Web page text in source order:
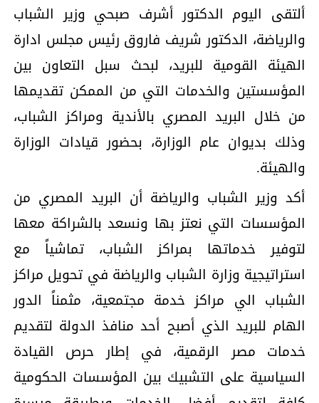
ألتقى اليوم الدكتور أشرف صبحي وزير الشباب
والرياضة، الدكتور شريف فاروق رئيس مجلس ادارة
الهيئة القومية للبريد، لبحث سبل التعاون بين
المؤسستين والخدمات التي من الممكن تقديمها
من خلال البريد المصري بالأندية ومراكز الشباب،
وذلك بديوان عام الوزارة، بحضور قيادات الوزارة
والهيئة.
أكد وزير الشباب والرياضة أن البريد المصري من
المؤسسات التي نعتز بها ونسعد بالشراكة معها
لتوفير خدماتها بمراكز الشباب، تماشياً مع
استراتيجية وزارة الشباب والرياضة في تحويل مراكز
الشباب الي مراكز خدمة مجتمعية، مثمناً الدور
الهام للبريد الذي أصبح أحد منافذ الدولة لتقديم
خدمات مصر الرقمية، في إطار حرص القيادة
السياسية على التشبيك بين المؤسسات الحكومية